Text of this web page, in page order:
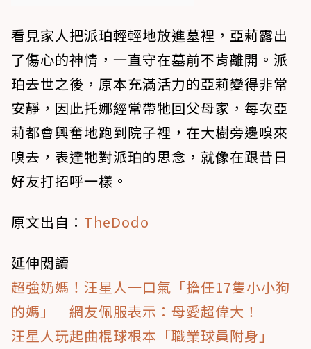
看見家人把派珀輕輕地放進墓裡，亞莉露出
了傷心的神情，一直守在墓前不肯離開。派
珀去世之後，原本充滿活力的亞莉變得非常
安靜，因此托娜經常帶牠回父母家，每次亞
莉都會興奮地跑到院子裡，在大樹旁邊嗅來
嗅去，表達牠對派珀的思念，就像在跟昔日
好友打招呼一樣。
原文出自： TheDodo
延伸閱讀
超強奶媽！汪星人一口氣「擔任17隻小小狗
的媽」 網友佩服表示：母愛超偉大！
汪星人玩起曲棍球根本「職業球員附身」